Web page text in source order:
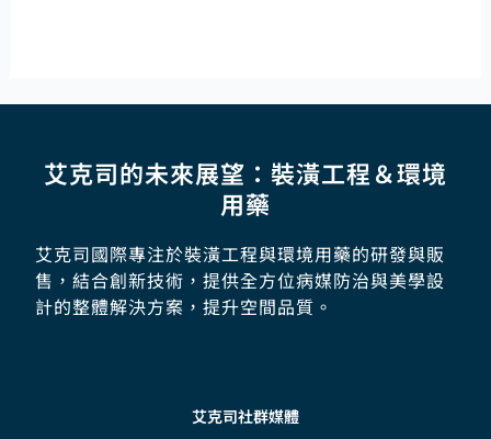
艾克司的未來展望：裝潢工程＆環境
用藥
艾克司國際專注於裝潢工程與環境用藥的研發與販
售，結合創新技術，提供全方位病媒防治與美學設
計的整體解決方案，提升空間品質。
艾克司社群媒體